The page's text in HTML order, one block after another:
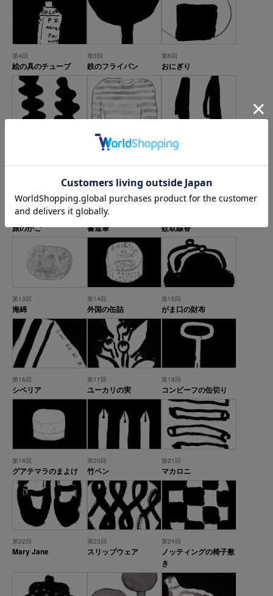
第4回
絵の具のチューブ
第5回
鉄のフライパン
第6回
おにぎり
第8回
縞のシャツ
第9回
ペン
旅のかご
第11回
書道筆 蚊取線香
第13回
海綿
第14回
外国の缶詰
第15回
がま口の財布
第16回
シベリア
第17回
ユーカリの実
第18回
コンビーフの缶切り
第19回
グアテマラのまよけ
第20回
竹ペン
第21回
マカロニ
第22回
Mary Jane
第23回
スリップウェア
第24回
ノッティングの椅子敷
き